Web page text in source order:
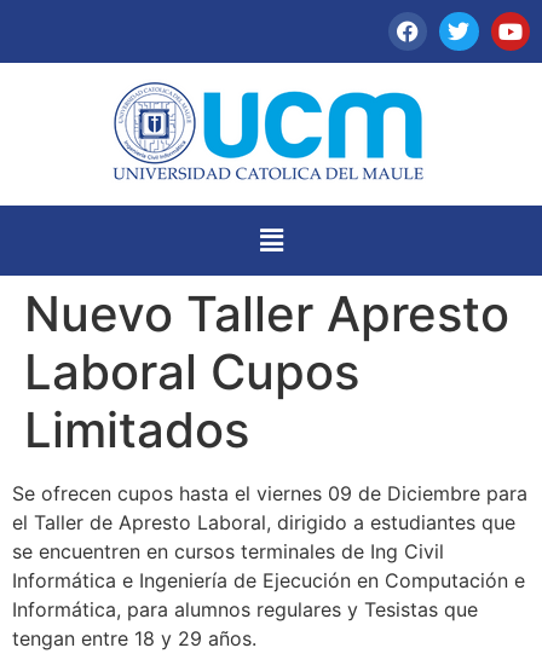
Nuevo Taller Apresto
Laboral Cupos
Limitados
Se ofrecen cupos hasta el viernes 09 de Diciembre para
el Taller de Apresto Laboral, dirigido a estudiantes que
se encuentren en cursos terminales de Ing Civil
Informática e Ingeniería de Ejecución en Computación e
Informática, para alumnos regulares y Tesistas que
tengan entre 18 y 29 años.